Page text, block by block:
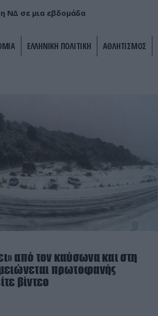
ΝΔ σε μια εβδομάδα
ΕΛΛΗΝΙΚΗ ΠΟΛΙΤΙΚΗ ΑΘΛΗΤΙΣΜΟΣ
από τον καύσωνα και στη
πρωτοφανής
βίντεο